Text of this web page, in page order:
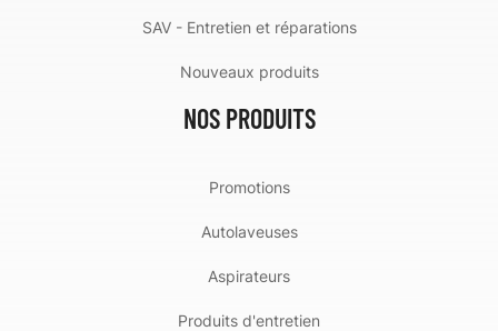
SAV - Entretien et réparations
Nouveaux produits
NOS PRODUITS
Promotions
Autolaveuses
Aspirateurs
Produits d'entretien